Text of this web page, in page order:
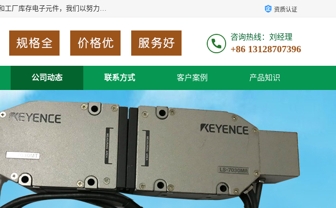
深圳市福田区诚芯源电子商行长期回收基恩士读码器、回收基恩士传感器，高价现金收购个人和工厂库存电子元件，我们以努力处事、以诚信待人，能迅速为客户消化库存、减少仓储、回笼资金，我们交易灵活方便，现金支付，价格合 理，尽量满足客户的要求，提供一条龙服务。 资质认证
咨询热线：刘经理
+86 13128707396
公司动态 联系方式 客户案例 产品知识